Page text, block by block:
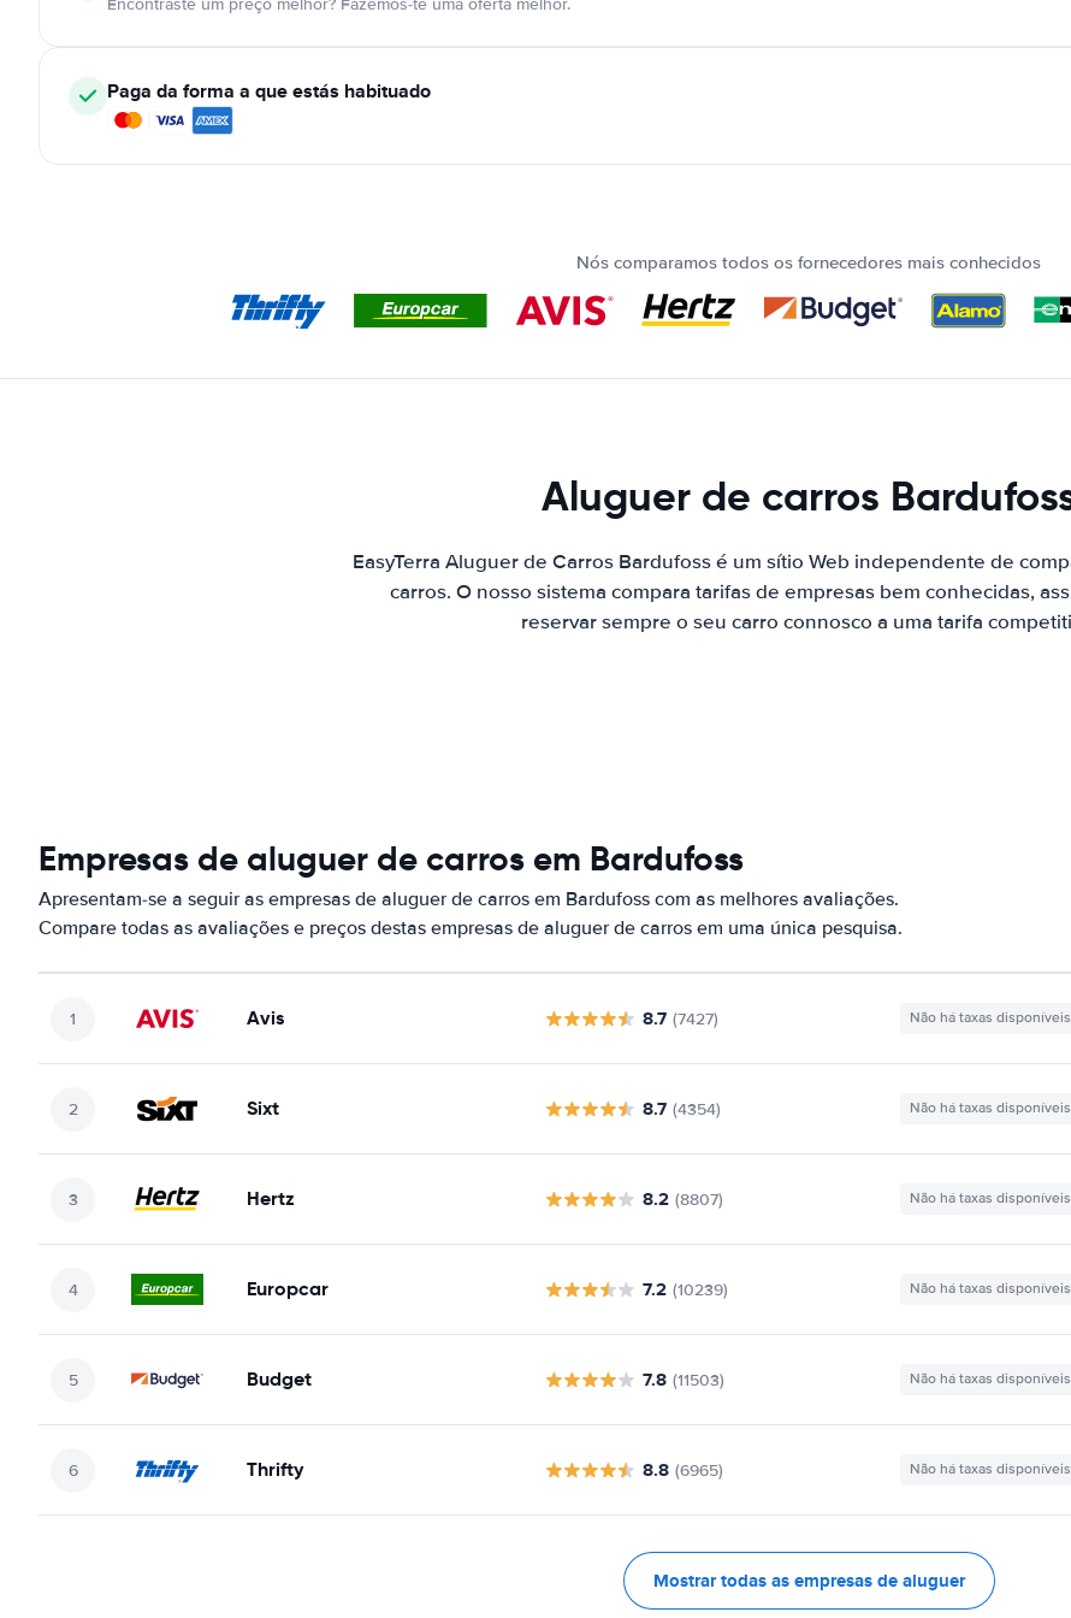
Encontraste um preço melhor? Fazemos-te uma oferta melhor.
Paga da forma a que estás habituado
Nós comparamos todos os fornecedores mais conhecidos
Aluguer de carros
EasyTerra Aluguer de Carros Bardufoss é um sítio Web independente de
carros. O nosso sistema compara tarifas de empresas bem conhecidas,
reservar sempre o seu carro connosco a uma tarifa
Empresas de aluguer de carros em Bardufoss
Apresentam-se a seguir as empresas de aluguer de carros em Bardufoss com as melhores avaliações.
Compare todas as avaliações e preços destas empresas de aluguer de carros em uma única pesquisa.
Avis 8.7 (7427) Não há taxas disponíveis
Sixt 8.7 (4354) Não há taxas disponíveis
Hertz 8.2 (8807) Não há taxas disponíveis
Europcar 7.2 (10239) Não há taxas disponíveis
Budget 7.8 (11503) Não há taxas disponíveis
Thrifty 8.8 (6965) Não há taxas disponíveis
Mostrar todas as empresas de aluguer